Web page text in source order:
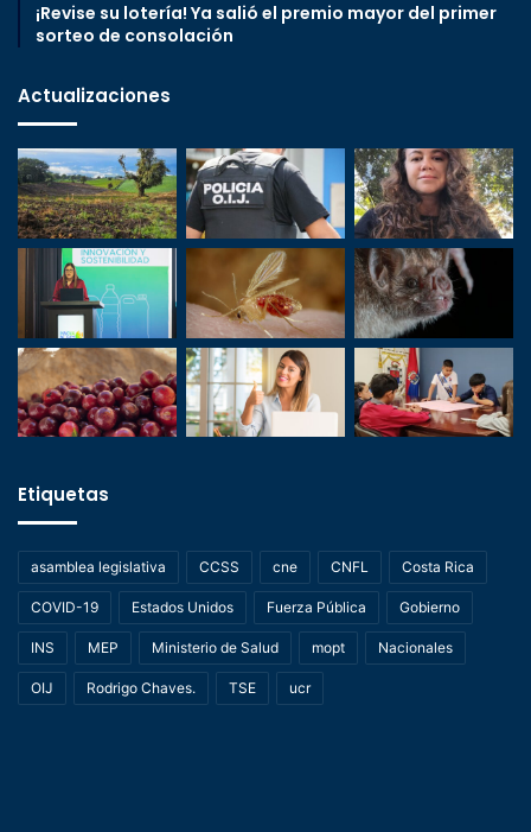
¡Revise su lotería! Ya salió el premio mayor del primer
sorteo de consolación
Actualizaciones
Etiquetas
asamblea legislativa CCSS cne CNFL Costa Rica
COVID-19 Estados Unidos Fuerza Pública Gobierno
INS MEP Ministerio de Salud mopt Nacionales
OIJ Rodrigo Chaves. TSE ucr